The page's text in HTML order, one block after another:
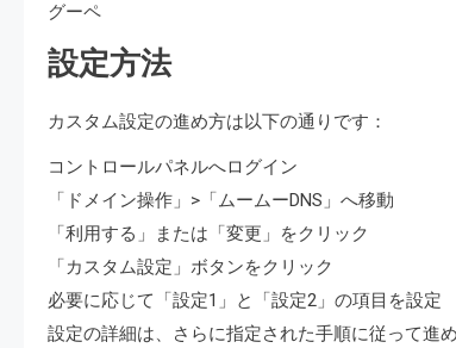
グーペ
設定方法
カスタム設定の進め方は以下の通りです：
コントロールパネルへログイン
「ドメイン操作」>「ムームーDNS」へ移動
「利用する」または「変更」をクリック
「カスタム設定」ボタンをクリック
必要に応じて「設定1」と「設定2」の項目を設定
設定の詳細は、さらに指定された手順に従って進